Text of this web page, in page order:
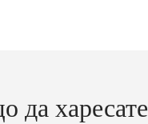
да харесате